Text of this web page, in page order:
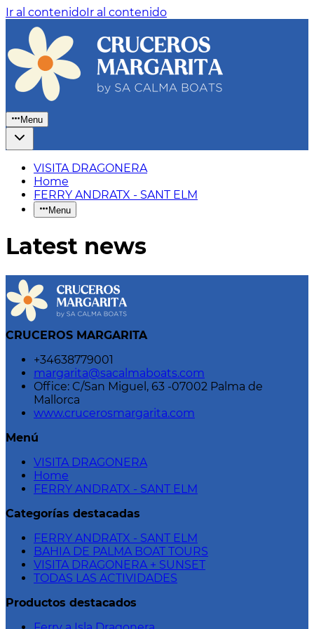
Ir al contenidoIr al contenido
Menu
VISITA DRAGONERA
Home
FERRY ANDRATX - SANT ELM
Menu
Latest news
CRUCEROS MARGARITA
+34638779001
margarita@sacalmaboats.com
Office: C/San Miguel, 63 -07002 Palma de
Mallorca
www.crucerosmargarita.com
Menú
VISITA DRAGONERA
Home
FERRY ANDRATX - SANT ELM
Categorías destacadas
FERRY ANDRATX - SANT ELM
BAHIA DE PALMA BOAT TOURS
VISITA DRAGONERA + SUNSET
TODAS LAS ACTIVIDADES
Productos destacados